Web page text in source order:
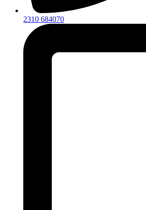
2310 684070